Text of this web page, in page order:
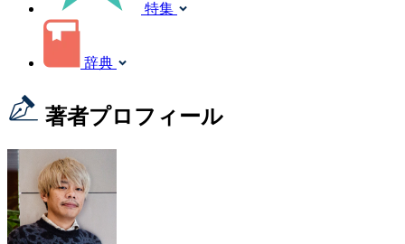
特集
辞典
著者プロフィール